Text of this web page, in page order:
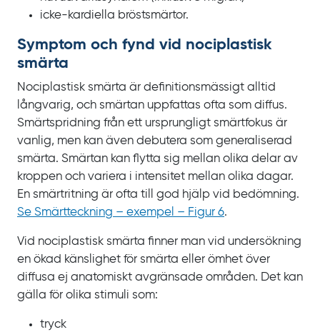
icke-kardiella bröstsmärtor.
Symptom och fynd vid nociplastisk
smärta
Nociplastisk smärta är definitionsmässigt alltid
långvarig, och smärtan uppfattas ofta som diffus.
Smärtspridning från ett ursprungligt smärtfokus är
vanlig, men kan även debutera som generaliserad
smärta. Smärtan kan flytta sig mellan olika delar av
kroppen och variera i intensitet mellan olika dagar.
En smärtritning är ofta till god hjälp vid bedömning.
Se Smärtteckning – exempel – Figur 6.
Vid nociplastisk smärta finner man vid undersökning
en ökad känslighet för smärta eller ömhet över
diffusa ej anatomiskt avgränsade områden. Det kan
gälla för olika stimuli som:
tryck